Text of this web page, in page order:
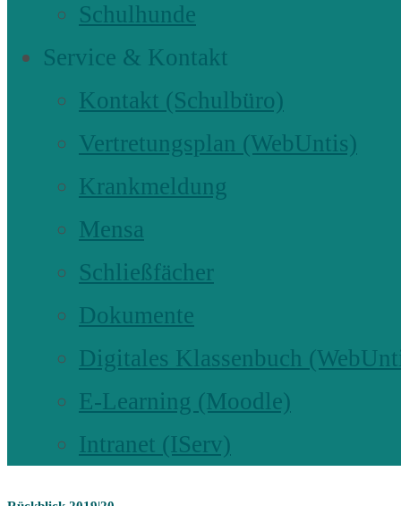
Schulhunde
Service & Kontakt
Kontakt (Schulbüro)
Vertretungsplan (WebUntis)
Krankmeldung
Mensa
Schließfächer
Dokumente
Digitales Klassenbuch
E-Learning (Moodle)
Intranet (IServ)